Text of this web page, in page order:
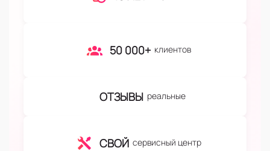
50 000+ клиентов
ОТЗЫВЫ реальные
СВОЙ сервисный центр